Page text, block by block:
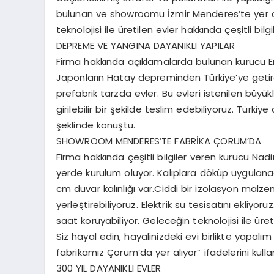
bulunan ve showroomu İzmir Menderes’te yer
teknolojisi ile üretilen evler hakkında çeşitli
DEPREME VE YANGINA DAYANIKLI YAPILAR
Firma hakkında açıklamalarda bulunan
Japonların Hatay depreminden Türkiye’ye
prefabrik tarzda evler. Bu evleri istenilen
girilebilir bir şekilde teslim edebiliyoruz.
şeklinde konuştu.
SHOWROOM MENDERES’TE FABRİKA ÇORUM’DA
Firma hakkında çeşitli bilgiler veren kurucu
yerde kurulum oluyor. Kalıplara döküp
cm duvar kalınlığı var.Ciddi bir izolasyon
yerleştirebiliyoruz. Elektrik su tesisatını
saat koruyabiliyor. Geleceğin teknolojisi ile
Siz hayal edin, hayalinizdeki evi birlikte
fabrikamız Çorum’da yer alıyor” ifadelerini
300 YIL DAYANIKLI EVLER